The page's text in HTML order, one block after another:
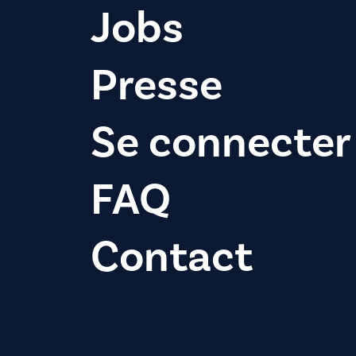
Jobs
Presse
Se connecter
FAQ
Contact